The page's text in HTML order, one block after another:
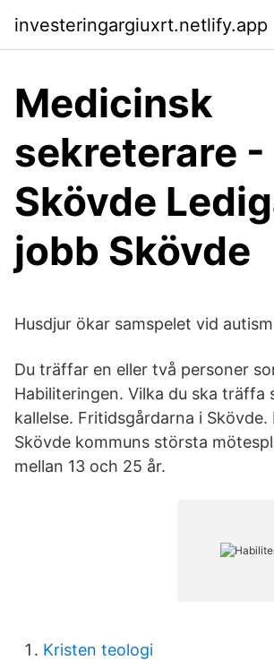
investeringargiuxrt.netlify.app
Medicinsk
sekreterare -
Skövde
jobb Skövde
Husdjur ökar samspelet vid
Du träffar en eller två personer
Habiliteringen. Vilka du ska träffa
kallelse. Fritidsgårdarna i
Skövde kommuns största
mellan 13 och 25 år.
Kristen teologi